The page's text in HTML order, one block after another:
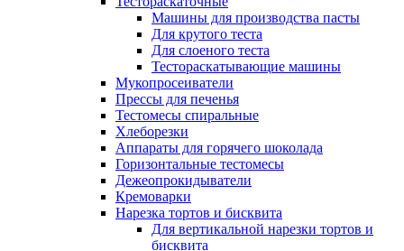
Машины для производства пасты
Для крутого теста
Для слоеного теста
Тестораскатывающие машины
Мукопросеиватели
Прессы для печенья
Тестомесы спиральные
Хлеборезки
Аппараты для горячего шоколада
Горизонтальные тестомесы
Дежеопрокидыватели
Кремоварки
Нарезка тортов и бисквита
Для вертикальной нарезки тортов и
бисквита